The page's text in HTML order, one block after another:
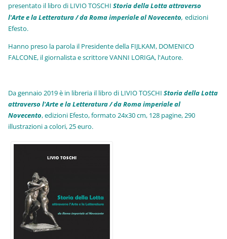
presentato il libro di LIVIO TOSCHIStoria della Lotta attraverso
l'Arte e la Letteratura / da Roma imperiale al Novecento, edizioni
Efesto.
Hanno preso la parola il Presidente della FIJLKAM, DOMENICO
FALCONE, il giornalista e scrittore VANNI LORIGA, l'Autore.
Da gennaio 2019 è in libreria il libro di LIVIO TOSCHIStoria della Lotta
attraverso l'Arte e la Letteratura / da Roma imperiale al
Novecento, edizioni Efesto, formato 24x30 cm, 128 pagine, 290
illustrazioni a colori, 25 euro.